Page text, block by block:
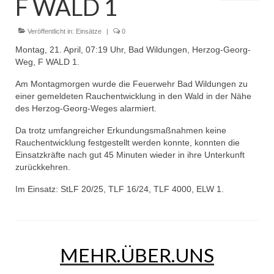
Dienstplan
Einsätze
Einsatzstichworte
Jugendfeuerwehr
Infos
Dienstplan
Gründung Jugendfeuerwehr 1996
Infos
F WALD 1
Veröffentlicht in: Einsätze | 0
Montag, 21. April, 07:19 Uhr, Bad Wildungen, Herzog-Georg-
Weg, F WALD 1.
Am Montagmorgen wurde die Feuerwehr Bad Wildungen zu
einer gemeldeten Rauchentwicklung in den Wald in der Nähe
des Herzog-Georg-Weges alarmiert.
Da trotz umfangreicher Erkundungsmaßnahmen keine
Rauchentwicklung festgestellt werden konnte, konnten die
Einsatzkräfte nach gut 45 Minuten wieder in ihre Unterkunft
zurückkehren.
Im Einsatz: StLF 20/25, TLF 16/24, TLF 4000, ELW 1.
MEHR.ÜBER.UNS